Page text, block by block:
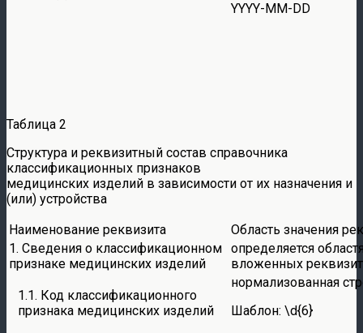
YYYY-MM-DD
Таблица 2
Структура и реквизитный состав справочника
классификационных признаков
медицинских изделий в зависимости от их назначения и
(или) устройства
Наименование реквизита
Область значения
1. Сведения о классификационном
признаке медицинских изделий
определяется
вложенных
1.1. Код классификационного
признака медицинских изделий
нормализованная
Шаблон: \d{6}